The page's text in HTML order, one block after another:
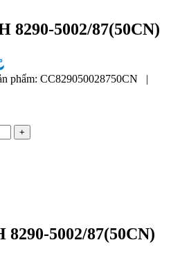
8290-5002/87(50CN)
phẩm: CC829050028750CN
|
+
5002/87(50CN)